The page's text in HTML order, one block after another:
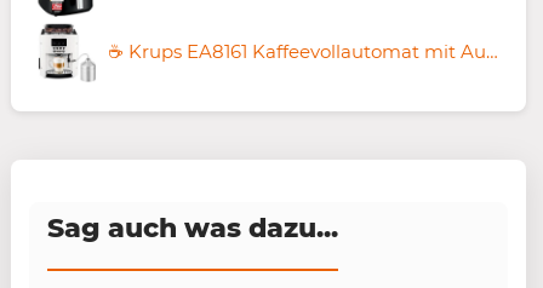
☕️ Krups EA8161 Kaffeevollautomat mit AutoCappuccino System für 249,99€ (statt 345€)
Sag auch was dazu...